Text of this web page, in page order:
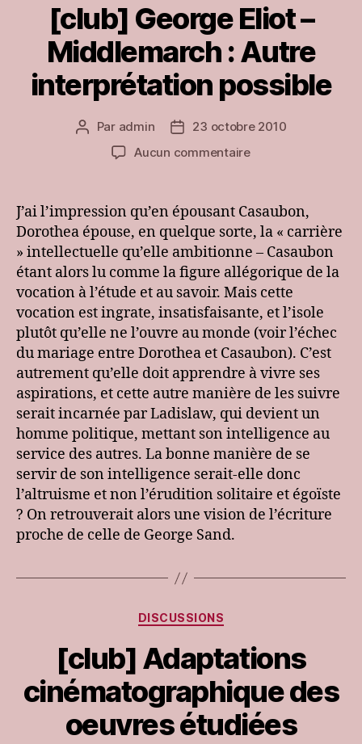
[club] George Eliot –
Middlemarch : Autre
interprétation possible
Auteur
l’article
Par admin
Date23 octobre 2010
Aucun commentairesur
Eliot
Middlemarch
:
Autre
interprétation
possible
J’ai l’impression qu’en épousant Casaubon,
Dorothea épouse, en quelque sorte, la « carrière
» intellectuelle qu’elle ambitionne – Casaubon
étant alors lu comme la figure allégorique de la
vocation à l’étude et au savoir. Mais cette
vocation est ingrate, insatisfaisante, et l’isole
plutôt qu’elle ne l’ouvre au monde (voir l’échec
du mariage entre Dorothea et Casaubon). C’est
autrement qu’elle doit apprendre à vivre ses
aspirations, et cette autre manière de les suivre
serait incarnée par Ladislaw, qui devient un
homme politique, mettant son intelligence au
service des autres. La bonne manière de se
servir de son intelligence serait-elle donc
l’altruisme et non l’érudition solitaire et égoïste
? On retrouverait alors une vision de l’écriture
proche de celle de George Sand.
Catégories
DISCUSSIONS
[club] Adaptations
cinématographique des
oeuvres étudiées